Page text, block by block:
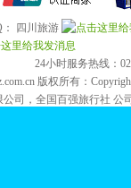
： 四川旅游
24小时服务热线：
版权所有：
公司，全国百强旅行社